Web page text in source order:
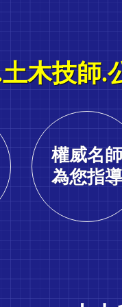
木技師.
權威名師
為您指導